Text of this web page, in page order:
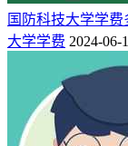
国防科技大学学费
大学学费 2024-06-